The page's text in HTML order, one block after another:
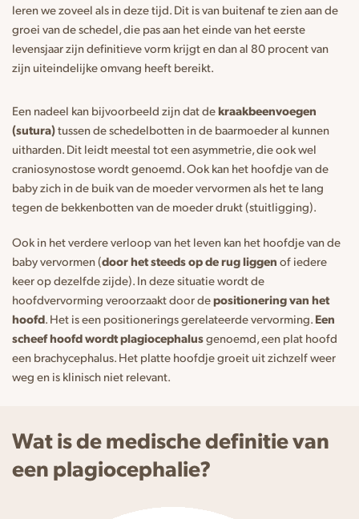
leren we zoveel als in deze tijd. Dit is van buitenaf te zien aan de
groei van de schedel, die pas aan het einde van het eerste
levensjaar zijn definitieve vorm krijgt en dan al 80 procent van
zijn uiteindelijke omvang heeft bereikt.
Een nadeel kan bijvoorbeeld zijn dat dekraakbeenvoegen
(sutura)tussen de schedelbotten in de baarmoeder al kunnen
uitharden. Dit leidt meestal tot een asymmetrie, die ook wel
craniosynostose wordt genoemd. Ook kan het hoofdje van de
baby zich in de buik van de moeder vervormen als het te lang
tegen de bekkenbotten van de moeder drukt (stuitligging).
Ook in het verdere verloop van het leven kan het hoofdje van de
baby vervormen (door het steeds op de rug liggen of iedere
keer op dezelfde zijde). In deze situatie wordt de
hoofdvervorming veroorzaakt door depositionering van het
hoofd. Het is een positionerings gerelateerde vervorming. Een
scheef hoofd wordt plagiocephalusgenoemd, een plat hoofd
een brachycephalus. Het platte hoofdje groeit uit zichzelf weer
weg en is klinisch niet relevant.
Wat is de medische definitie van
een plagiocephalie?